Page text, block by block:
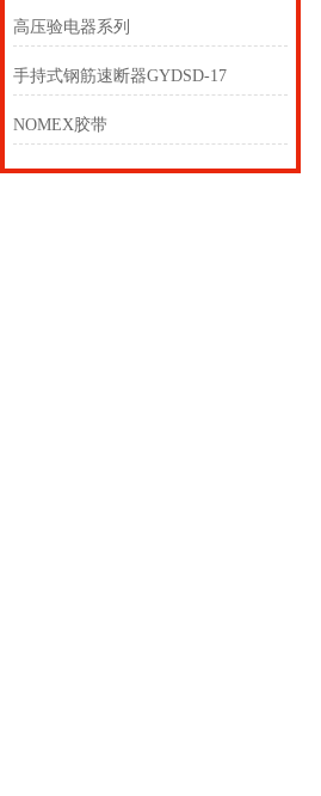
高压验电器系列
手持式钢筋速断器GYDSD-17
NOMEX胶带